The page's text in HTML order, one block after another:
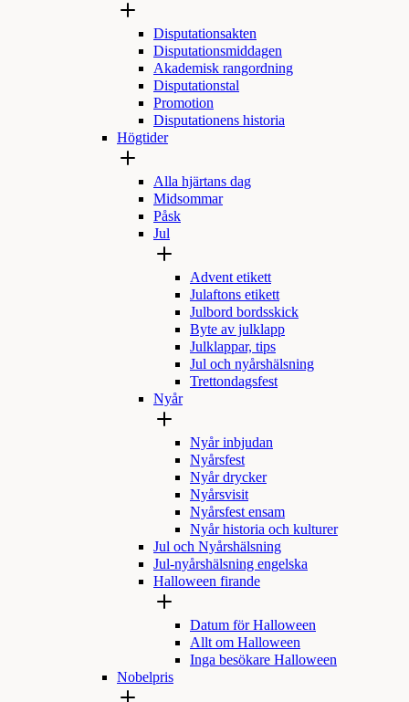
Disputationsakten
Disputationsmiddagen
Akademisk rangordning
Disputationstal
Promotion
Disputationens historia
Högtider
Alla hjärtans dag
Midsommar
Påsk
Jul
Advent etikett
Julaftons etikett
Julbord bordsskick
Byte av julklapp
Julklappar, tips
Jul och nyårshälsning
Trettondagsfest
Nyår
Nyår inbjudan
Nyårsfest
Nyår drycker
Nyårsvisit
Nyårsfest ensam
Nyår historia och kulturer
Jul och Nyårshälsning
Jul-nyårshälsning engelska
Halloween firande
Datum för Halloween
Allt om Halloween
Inga besökare Halloween
Nobelpris